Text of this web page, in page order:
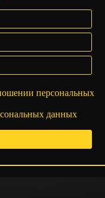
персональных
данных